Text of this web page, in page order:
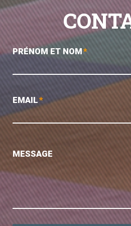
PRÉNOM ET NOM*
EMAIL*
MESSAGE